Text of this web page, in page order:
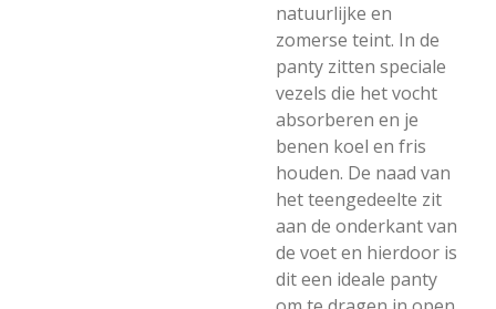
natuurlijke en
zomerse teint. In de
panty zitten speciale
vezels die het vocht
absorberen en je
benen koel en fris
houden. De naad van
het teengedeelte zit
aan de onderkant van
de voet en hierdoor is
dit een ideale panty